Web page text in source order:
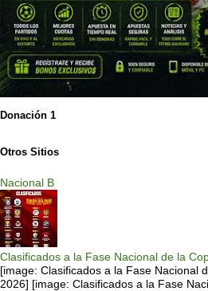
Donación 1
Otros Sitios
Nacional B
Clasificados a la Fase Nacional de la
[image: Clasificados a la Fase Nacional
2026] [image: Clasificados a la Fase